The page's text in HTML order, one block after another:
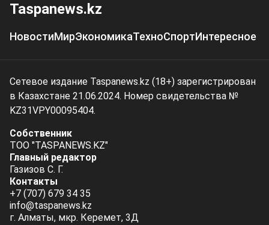
Taspanews.kz
НовостиМирЭкономикаТехноСпортИнтересное
Сетевое издание Taspanews.kz (18+) зарегистрирован
в Казахстане 21.06.2024. Номер свидетельства №
KZ31VPY00095404.
Собственник
ТОО "TASPANEWS.KZ"
Главный редактор
Газизов С. Г.
Контакты
+7 (707) 679 34 35
info@taspanews.kz
г. Алматы, мкр. Керемет, 3Д